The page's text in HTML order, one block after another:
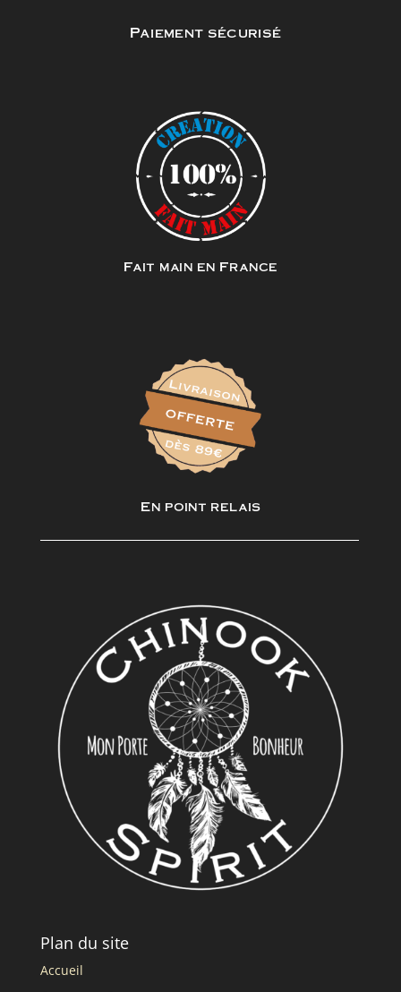
Paiement sécurisé
Fait main en France
En point relais
Plan du site
Accueil